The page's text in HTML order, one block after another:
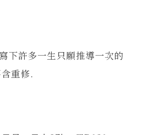
許多一生只願推導一次的
重修.